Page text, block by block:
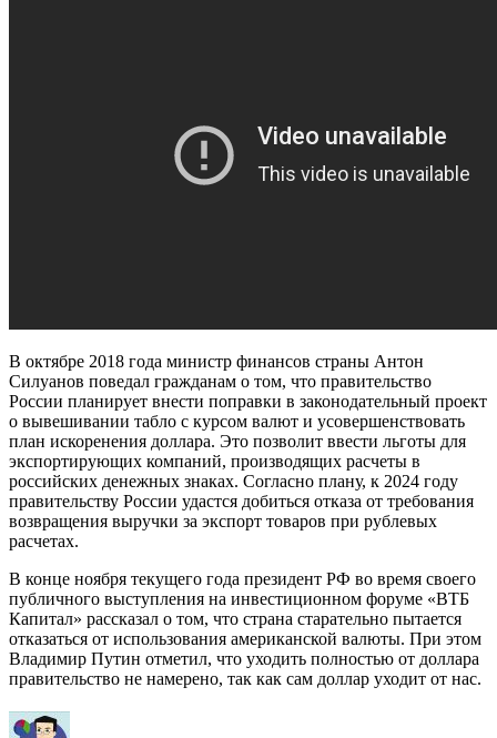
В октябре 2018 года министр финансов страны Антон
Силуанов поведал гражданам о том, что правительство
России планирует внести поправки в законодательный проект
о вывешивании табло с курсом валют и усовершенствовать
план искоренения доллара. Это позволит ввести льготы для
экспортирующих компаний, производящих расчеты в
российских денежных знаках. Согласно плану, к 2024 году
правительству России удастся добиться отказа от требования
возвращения выручки за экспорт товаров при рублевых
расчетах.
В конце ноября текущего года президент РФ во время своего
публичного выступления на инвестиционном форуме «ВТБ
Капитал» рассказал о том, что страна старательно пытается
отказаться от использования американской валюты. При этом
Владимир Путин отметил, что уходить полностью от доллара
правительство не намерено, так как сам доллар уходит от нас.